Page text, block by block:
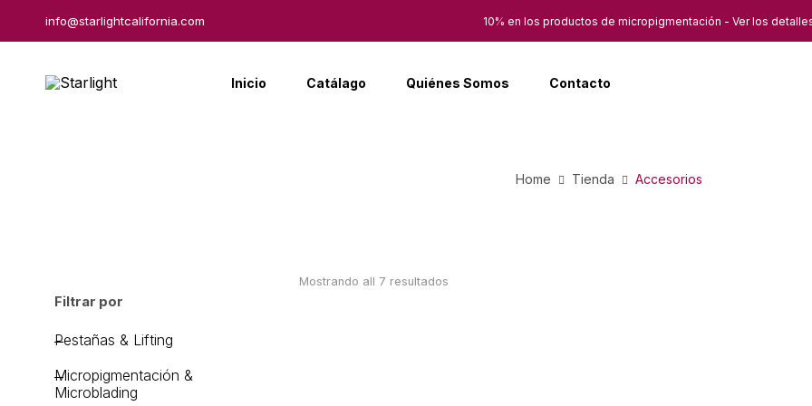
info@starlightcalifornia.com 10% en los productos de micropigmentación - Ver los
Inicio Catálago Quiénes Somos Contacto
Home Tienda Accesorios
Filtrar por
Pestañas & Lifting
Micropigmentación &
Microblading
Mostrando all 7 resultados